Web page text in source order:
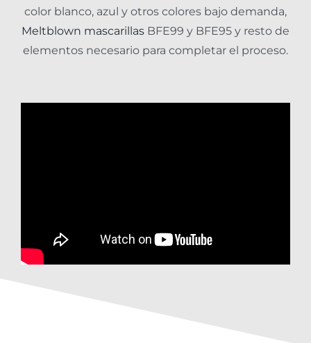
color blanco, azul y otros colores bajo demanda,
Meltblown mascarillas BFE99 y BFE95 y resto de
elementos necesario para completar el proceso.